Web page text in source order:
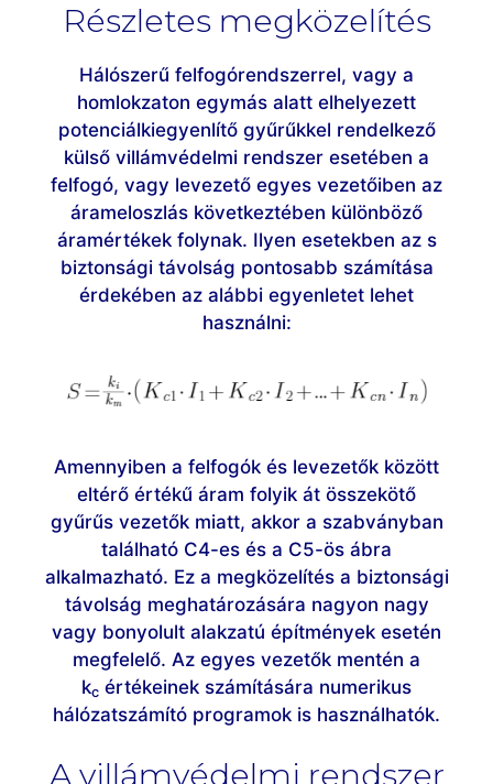
Részletes megközelítés
Hálószerű felfogórendszerrel, vagy a
homlokzaton egymás alatt elhelyezett
potenciálkiegyenlítő gyűrűkkel rendelkező
külső villámvédelmi rendszer esetében a
felfogó, vagy levezető egyes vezetőiben az
árameloszlás következtében különböző
áramértékek folynak. Ilyen esetekben az s
biztonsági távolság pontosabb számítása
érdekében az alábbi egyenletet lehet
használni:
Amennyiben a felfogók és levezetők között
eltérő értékű áram folyik át összekötő
gyűrűs vezetők miatt, akkor a szabványban
található C4-es és a C5-ös ábra
alkalmazható. Ez a megközelítés a biztonsági
távolság meghatározására nagyon nagy
vagy bonyolult alakzatú építmények esetén
megfelelő. Az egyes vezetők mentén a
kc értékeinek számítására numerikus
hálózatszámító programok is használhatók.
A villámvédelmi rendszer